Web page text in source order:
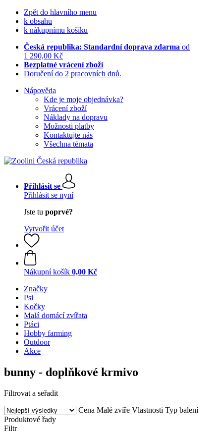
Zpět do hlavního menu
k obsahu
k nákupnímu košíku
Česká republika: Standardní doprava zdarma od
1 290,00 Kč
Bezplatné vrácení zboží
Doručení do 2 pracovních dnů.
Nápověda
Kde je moje objednávka?
Vrácení zboží
Náklady na dopravu
Možnosti platby
Kontaktujte nás
Všechna témata
Přihlásit se
Přihlásit se nyní
Jste tu poprvé?
Vytvořit účet
Nákupní košík 0,00 Kč
Značky
Psi
Kočky
Malá domácí zvířata
Ptáci
Hobby farming
Outdoor
Akce
bunny - doplňkové krmivo
Filtrovat a seřadit
Cena Malé zvíře Vlastnosti Typ balení
Produktové řady
Filtr